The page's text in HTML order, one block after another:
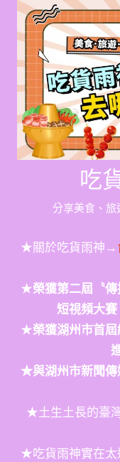
Skip
content
吃
分享美食、旅
★關於吃貨雨神→
★榮獲第二屆〝
短視頻大賽
★榮獲湖州市首
★與湖州市新聞傳
★土生土長的臺
★吃貨雨神實在太